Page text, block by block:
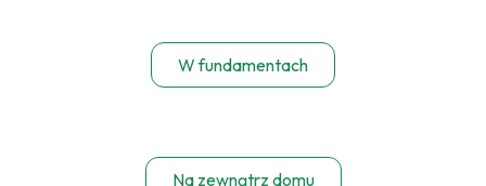
W fundamentach
Na zewnątrz domu